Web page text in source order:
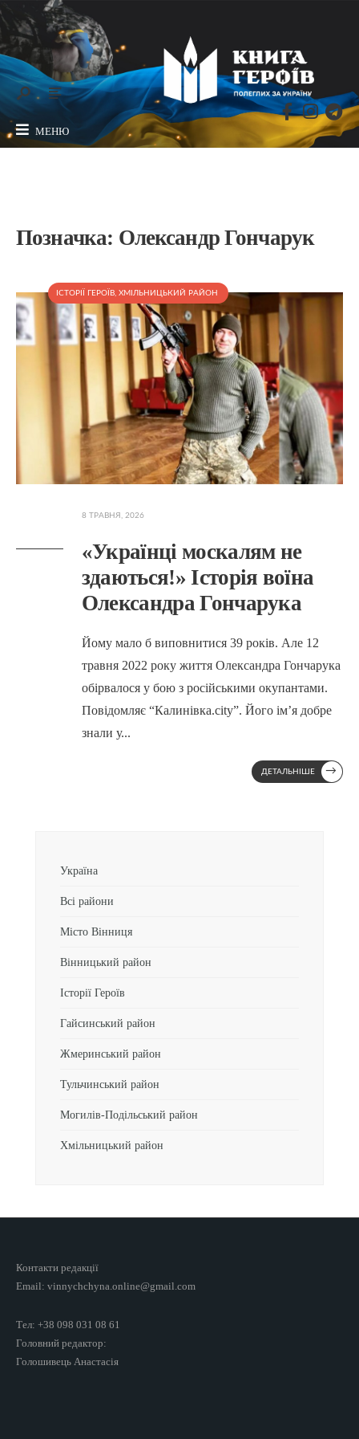
МЕНЮ
Позначка: Олександр Гончарук
ІСТОРІЇ ГЕРОЇВ, ХМІЛЬНИЦЬКИЙ РАЙОН
8 ТРАВНЯ, 2026
«Українці москалям не
здаються!» Історія воїна
Олександра Гончарука
Йому мало б виповнитися 39 років. Але 12
травня 2022 року життя Олександра Гончарука
обірвалося у бою з російськими окупантами.
Повідомляє “Калинівка.city”. Його ім’я добре
знали у...
ДЕТАЛЬНІШЕ →
Україна
Всі райони
Місто Вінниця
Вінницький район
Історії Героїв
Гайсинський район
Жмеринський район
Тульчинський район
Могилів-Подільський район
Хмільницький район
Контакти редакції
Email: vinnychchyna.online@gmail.com
Тел: +38 098 031 08 61
Головний редактор:
Голошивець Анастасія